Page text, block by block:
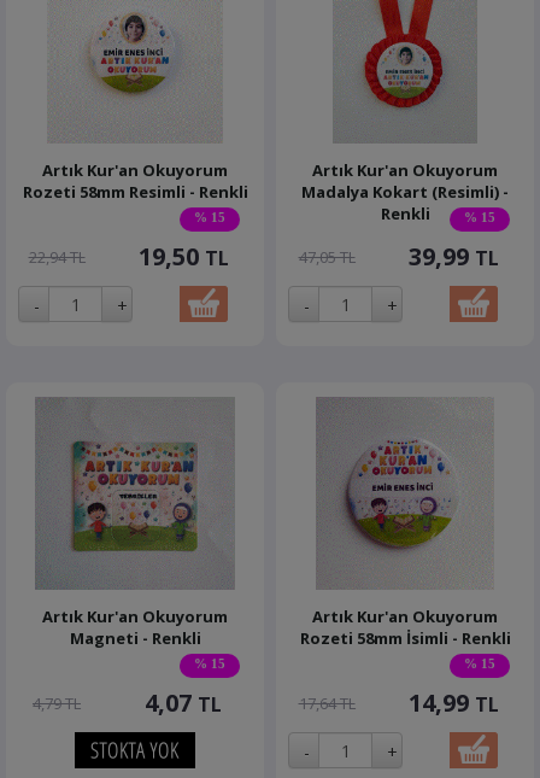
% 15
Artık Kur'an Okuyorum
Rozeti 58mm Resimli - Renkli
22,94 TL 19,50 TL
% 15
Artık Kur'an Okuyorum
Madalya Kokart (Resimli) -
Renkli
47,05 TL
39,99 TL
% 15
Artık Kur'an Okuyorum
Magneti - Renkli
4,79 TL 4,07 TL
% 15
Artık Kur'an Okuyorum
Rozeti 58mm İsimli - Renkli
17,64 TL 14,99 TL